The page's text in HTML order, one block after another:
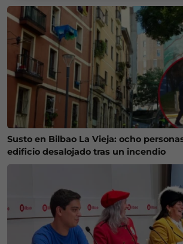
Susto en Bilbao La Vieja: ocho
edificio desalojado tras un incendio